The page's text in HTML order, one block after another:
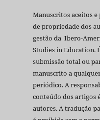
Manuscritos aceitos
de propriedade dos
gestão da Ibero-
Studies in Education.
submissão total ou
manuscrito a
periódico. A
conteúdo dos artigos
autores. A tradução